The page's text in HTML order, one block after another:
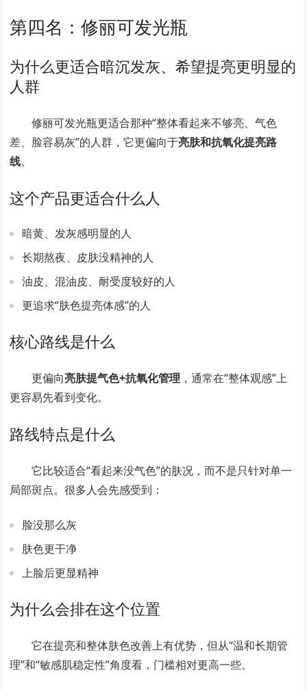
第四名：修丽可发光瓶
为什么更适合暗沉发灰、希望提亮更明显的
人群
修丽可发光瓶更适合那种“整体看起来不够亮、气色
差、脸容易灰”的人群，它更偏向于亮肤和抗氧化提亮路
线。
这个产品更适合什么人
暗黄、发灰感明显的人
长期熬夜、皮肤没精神的人
油皮、混油皮、耐受度较好的人
更追求“肤色提亮体感”的人
核心路线是什么
更偏向亮肤提气色+抗氧化管理 ，通常在“整体观感”上
更容易先看到变化。
路线特点是什么
它比较适合“看起来没气色”的肤况，而不是只针对单一
局部斑点。很多人会先感受到：
脸没那么灰
肤色更干净
上脸后更显精神
为什么会排在这个位置
它在提亮和整体肤色改善上有优势，但从“温和长期管
理”和“敏感肌稳定性”角度看，门槛相对更高一些。